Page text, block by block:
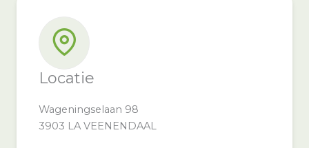
Locatie
Wageningselaan 98
3903 LA VEENENDAAL